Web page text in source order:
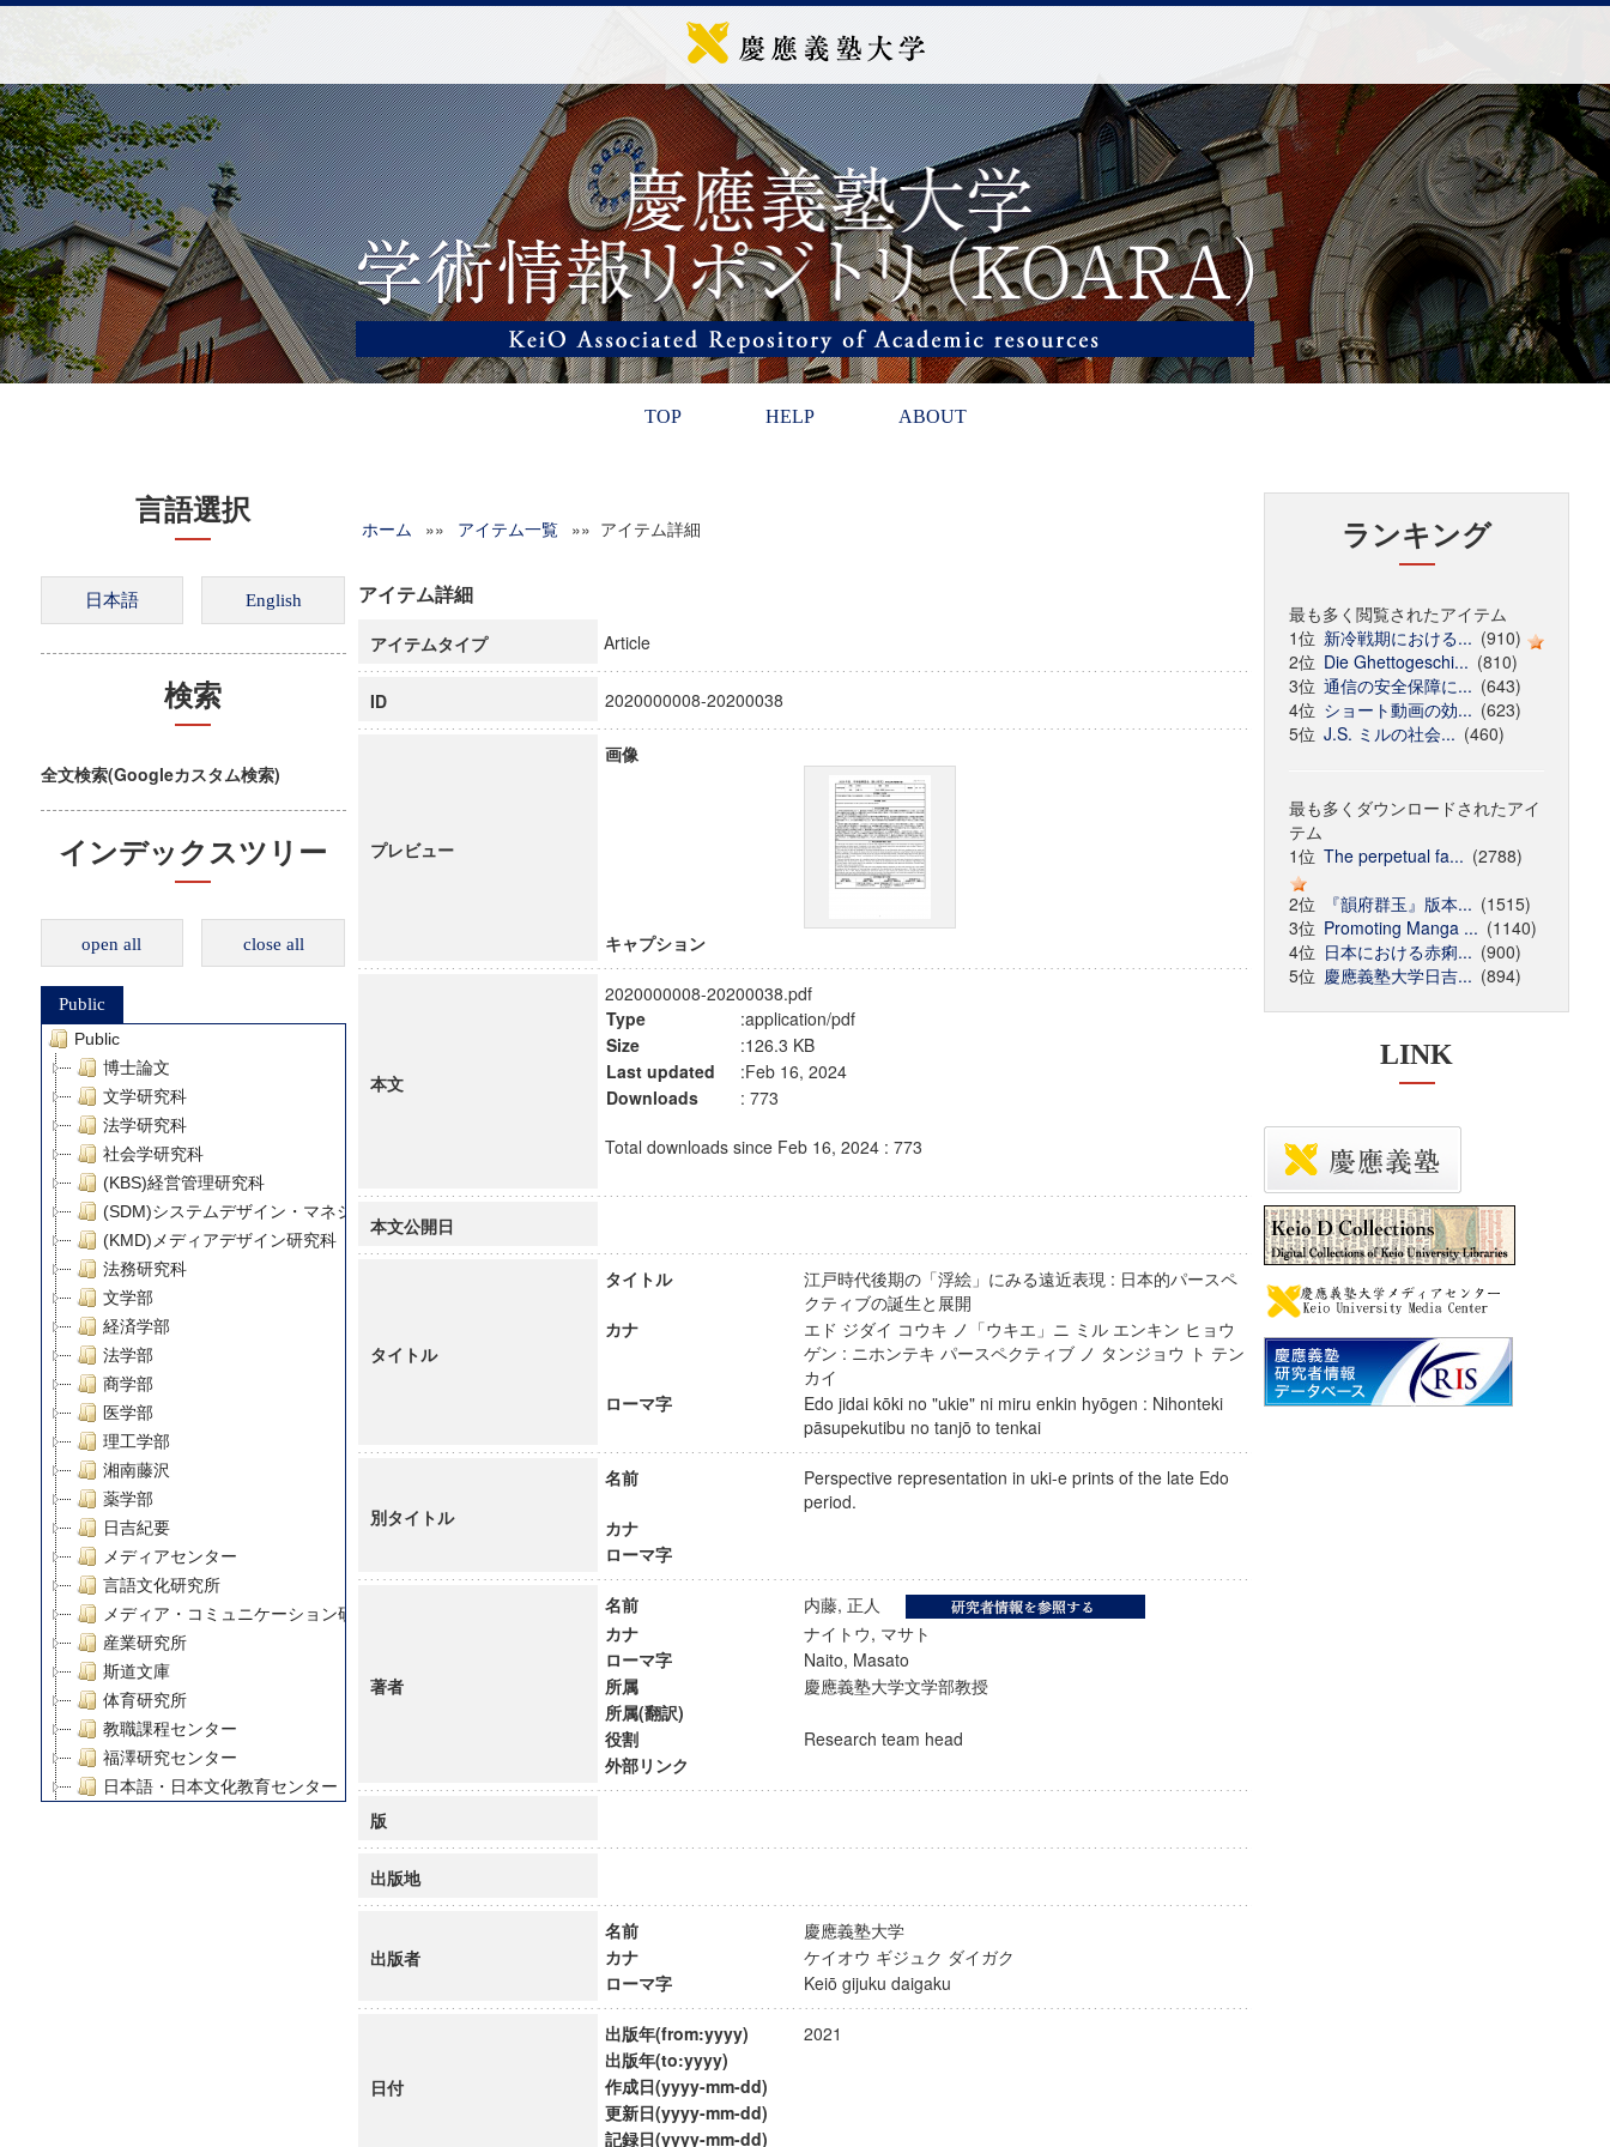
TOP HELP ABOUT
言語選択
検索
全文検索(Googleカスタム検索)
インデックスツリー
open all close all
Public
Public
博士論文
文学研究科
法学研究科
社会学研究科
(KBS)経営管理研究科
(SDM)システムデザイン・マネジメント研究科
(KMD)メディアデザイン研究科
法務研究科
文学部
経済学部
法学部
商学部
医学部
理工学部
湘南藤沢
薬学部
日吉紀要
メディアセンター
言語文化研究所
メディア・コミュニケーション研究所
産業研究所
斯道文庫
体育研究所
教職課程センター
福澤研究センター
日本語・日本文化教育センター
デジタルメディア・コンテンツ統合研究センター
グローバルリサーチインスティテュート
慶應義塾大学グローバルCOEプログラム論理と感性の先端的教育研究拠点
博士課程教育リーディングプログラム「超成熟社会発展のサイエンス」
ホーム »» アイテム一覧 »» アイテム詳細
アイテム詳細
アイテムタイプ Article
ID 2020000008-20200038
プレビュー
画像
キャプション
本文
2020000008-20200038.pdf
Type
:application/pdf
Size
:126.3 KB
Last updated
:Feb 16, 2024
Downloads
: 773
Total downloads since Feb 16, 2024 : 773
本文公開日
タイトル
タイトル
江戸時代後期の「浮絵」にみる遠近表現 : 日本的パースペ
クティブの誕生と展開
カナ
エド ジダイ コウキ ノ「ウキエ」ニ ミル エンキン ヒョウ
ゲン : ニホンテキ パースペクティブ ノ タンジョウ ト テン
カイ
ローマ字
Edo jidai kōki no "ukie" ni miru enkin hyōgen : Nihonteki
pāsupekutibu no tanjō to tenkai
別タイトル
名前
Perspective representation in uki-e prints of the late Edo
period.
カナ
ローマ字
著者
名前
内藤, 正人
カナ
ナイトウ, マサト
ローマ字
Naito, Masato
所属
慶應義塾大学文学部教授
所属(翻訳)
役割
Research team head
外部リンク
版
出版地
出版者
名前
慶應義塾大学
カナ
ケイオウ ギジュク ダイガク
ローマ字
Keiō gijuku daigaku
日付
出版年(from:yyyy)
2021
出版年(to:yyyy)
作成日(yyyy-mm-dd)
更新日(yyyy-mm-dd)
記録日(yyyy-mm-dd)
ランキング
最も多く閲覧されたアイテム
1位 新冷戦期における... (910)
2位 Die Ghettogeschi... (810)
3位 通信の安全保障に... (643)
4位 ショート動画の効... (623)
5位 J.S. ミルの社会... (460)
最も多くダウンロードされたアイ
テム
1位 The perpetual fa... (2788)
2位
『韻府群玉』版本... (1515)
3位 Promoting Manga ... (1140)
4位 日本における赤痢... (900)
5位 慶應義塾大学日吉... (894)
LINK